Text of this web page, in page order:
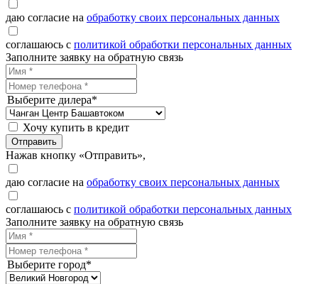
даю согласие на обработку своих персональных данных
соглашаюсь с политикой обработки персональных данных
Заполните заявку на обратную связь
Выберите дилера*
Хочу купить в кредит
Отправить
Нажав кнопку «Отправить»,
даю согласие на обработку своих персональных данных
соглашаюсь с политикой обработки персональных данных
Заполните заявку на обратную связь
Выберите город*